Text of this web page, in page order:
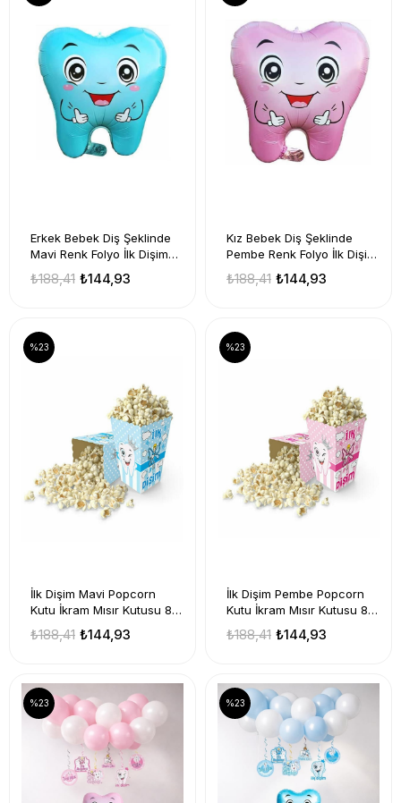
Erkek Bebek Diş Şeklinde
Mavi Renk Folyo İlk Dişim
₺144,93
₺188,41
Kız Bebek Diş Şeklinde
Pembe Renk Folyo İlk Dişim
₺144,93
₺188,41
İlk Dişim Mavi Popcorn
Kutu İkram Mısır Kutusu 8'li
Pop Corn₺144,93
₺188,41
%23
İlk Dişim Pembe Popcorn
Kutu İkram Mısır Kutusu 8'li
Corn
₺144,93
₺188,41
%23
%23 %23